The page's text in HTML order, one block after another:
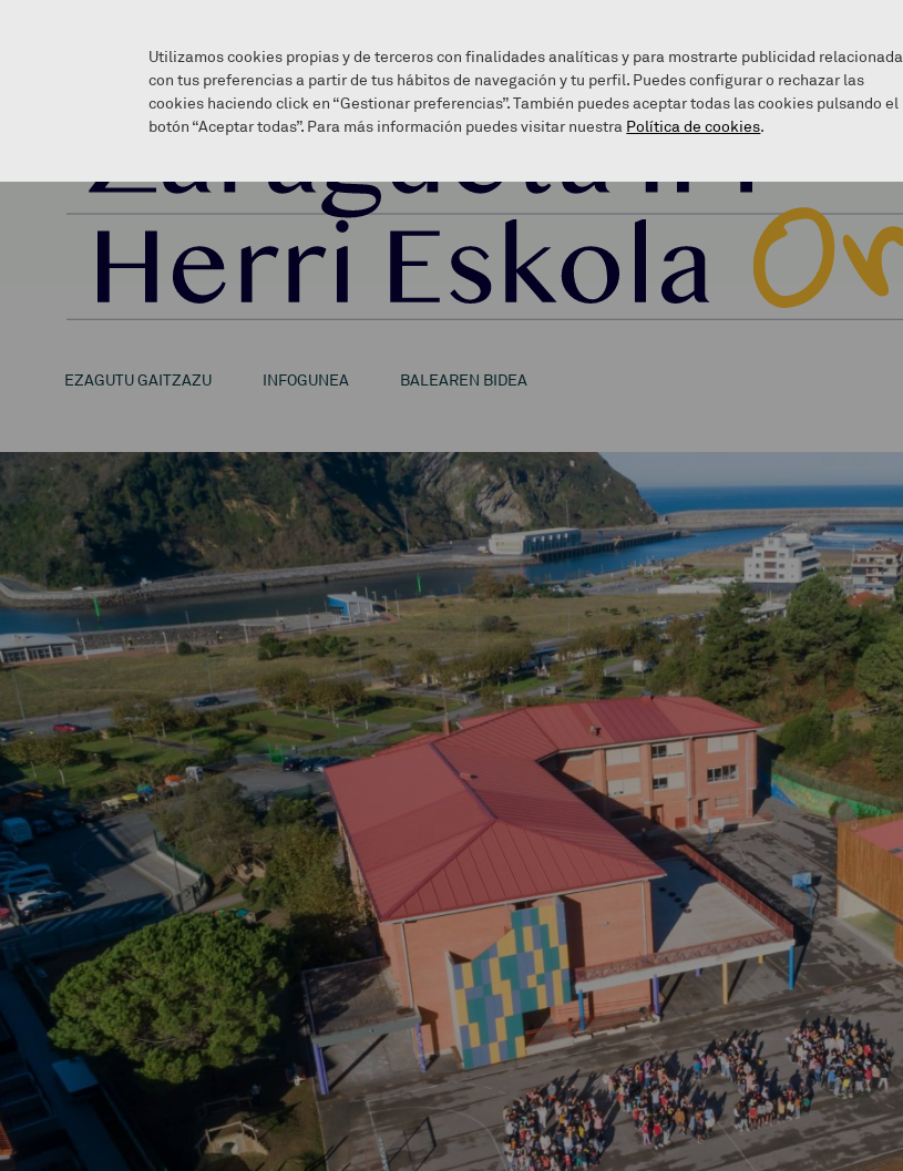
EZAGUTU GAITZAZU INFOGUNEA BALEAREN BIDEA
Utilizamos cookies propias y de terceros con finalidades analíticas y para mostrarte publicidad relacionada
con tus preferencias a partir de tus hábitos de navegación y tu perfil. Puedes configurar o rechazar las
cookies haciendo click en “Gestionar preferencias”. También puedes aceptar todas las cookies pulsando el
botón “Aceptar todas”. Para más información puedes visitar nuestra Política de cookies.